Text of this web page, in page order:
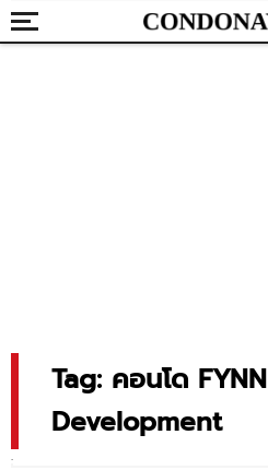
Tag: คอนโด FYNN
Development